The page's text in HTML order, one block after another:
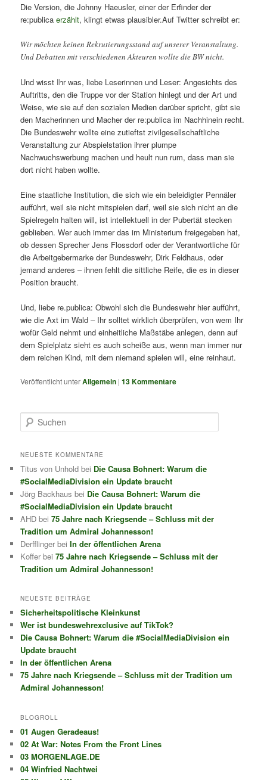
Die Version, die Johnny Haeusler, einer der Erfinder der
re:publicaerzählt, klingt etwas plausibler.Auf Twitter schreibt er:
Wir möchten keinen Rekrutierungsstand auf unserer Veranstaltung.
Und Debatten mit verschiedenen Akteuren wollte die BW nicht.
Und wisst Ihr was, liebe Leserinnen und Leser: Angesichts des
Auftritts, den die Truppe vor der Station hinlegt und der Art und
Weise, wie sie auf den sozialen Medien darüber spricht, gibt sie
den Macherinnen und Macher der re:publica im Nachhinein recht.
Die Bundeswehr wollte eine zutieftst zivilgesellschaftliche
Veranstaltung zur Abspielstation ihrer plumpe
Nachwuchswerbung machen und heult nun rum, dass man sie
dort nicht haben wollte.
Eine staatliche Institution, die sich wie ein beleidigter Pennäler
aufführt, weil sie nicht mitspielen darf, weil sie sich nicht an die
Spielregeln halten will, ist intellektuell in der Pubertät stecken
geblieben. Wer auch immer das im Ministerium freigegeben hat,
ob dessen Sprecher Jens Flossdorf oder der Verantwortliche für
die Arbeitgebermarke der Bundeswehr, Dirk Feldhaus, oder
jemand anderes – ihnen fehlt die sittliche Reife, die es in dieser
Position braucht.
Und, liebe re.publica: Obwohl sich die Bundeswehr hier aufführt,
wie die Axt im Wald – Ihr solltet wirklich überprüfen, von wem Ihr
wofür Geld nehmt und einheitliche Maßstäbe anlegen, denn auf
dem Spielplatz sieht es auch scheiße aus, wenn man immer nur
dem reichen Kind, mit dem niemand spielen will, eine reinhaut.
Veröffentlicht unterAllgemein |13Kommentare
u
h
n
NEUESTE KOMMENTARE
Titus von Unhold bei Die Causa Bohnert: Warum die
#SocialMediaDivision ein Update braucht
Jörg Backhaus bei Die Causa Bohnert: Warum die
#SocialMediaDivision ein Update braucht
AHD bei75 Jahre nach Kriegsende – Schluss mit der
Tradition um Admiral Johannesson!
Derfflinger beiIn der öffentlichen Arena
Koffer bei75 Jahre nach Kriegsende – Schluss mit der
Tradition um Admiral Johannesson!
NEUESTE BEITRÄGE
Sicherheitspolitische Kleinkunst
Wer ist bundeswehrexclusive auf TikTok?
Die Causa Bohnert: Warum die #SocialMediaDivision ein
Update braucht
In der öffentlichen Arena
75 Jahre nach Kriegsende – Schluss mit der Tradition um
Admiral Johannesson!
BLOGROLL
01 Augen Geradeaus!
02 At War: Notes From the Front Lines
03 MORGENLAGE.DE
04 Winfried Nachtwei